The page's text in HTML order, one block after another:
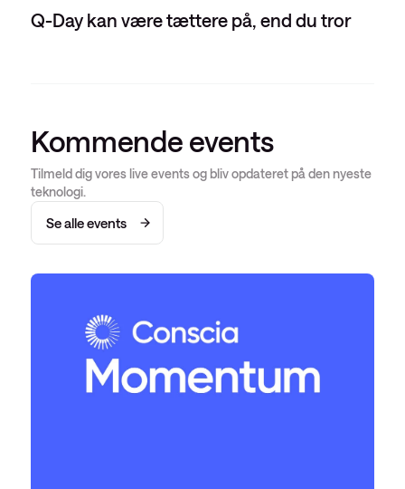
Q-Day kan være tættere på, end du tror
Kommende events
Tilmeld dig vores live events og bliv opdateret på den nyeste
teknologi.
Se alle events